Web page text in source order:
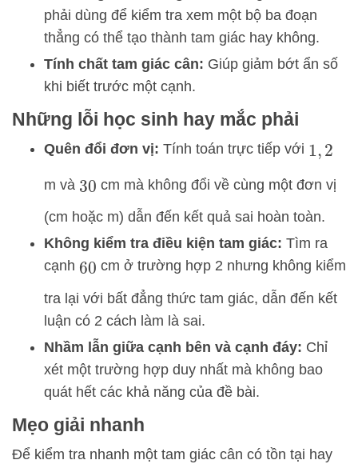
phải dùng để kiểm tra xem một bộ ba đoạn
thẳng có thể tạo thành tam giác hay không.
Tính chất tam giác cân: Giúp giảm bớt ẩn số
khi biết trước một cạnh.
Những lỗi học sinh hay mắc phải
Quên đổi đơn vị: Tính toán trực tiếp với 1, 2
m và 30 cm mà không đổi về cùng một đơn vị
(cm hoặc m) dẫn đến kết quả sai hoàn toàn.
Không kiểm tra điều kiện tam giác: Tìm ra
cạnh 60 cm ở trường hợp 2 nhưng không kiểm
tra lại với bất đẳng thức tam giác, dẫn đến kết
luận có 2 cách làm là sai.
Nhầm lẫn giữa cạnh bên và cạnh đáy: Chỉ
xét một trường hợp duy nhất mà không bao
quát hết các khả năng của đề bài.
Mẹo giải nhanh
Để kiểm tra nhanh một tam giác cân có tồn tại hay